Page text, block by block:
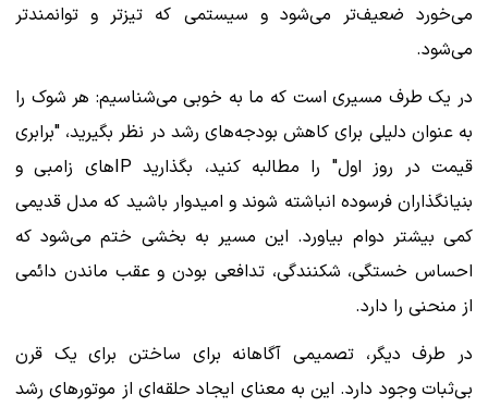
می‌خورد ضعیف‌تر می‌شود و سیستمی که تیزتر و توانمندتر
می‌شود.
در یک طرف مسیری است که ما به خوبی می‌شناسیم: هر شوک را
به عنوان دلیلی برای کاهش بودجه‌های رشد در نظر بگیرید، "برابری
قیمت در روز اول" را مطالبه کنید، بگذارید IPهای زامبی و
بنیانگذاران فرسوده انباشته شوند و امیدوار باشید که مدل قدیمی
کمی بیشتر دوام بیاورد. این مسیر به بخشی ختم می‌شود که
احساس خستگی، شکنندگی، تدافعی بودن و عقب ماندن دائمی
از منحنی را دارد.
در طرف دیگر، تصمیمی آگاهانه برای ساختن برای یک قرن
بی‌ثبات وجود دارد. این به معنای ایجاد حلقه‌ای از موتورهای رشد